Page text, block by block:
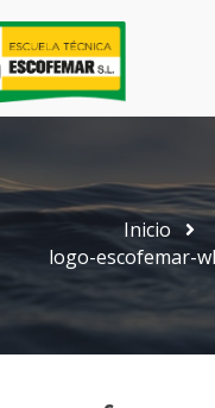
Inicio
logo-escofemar-